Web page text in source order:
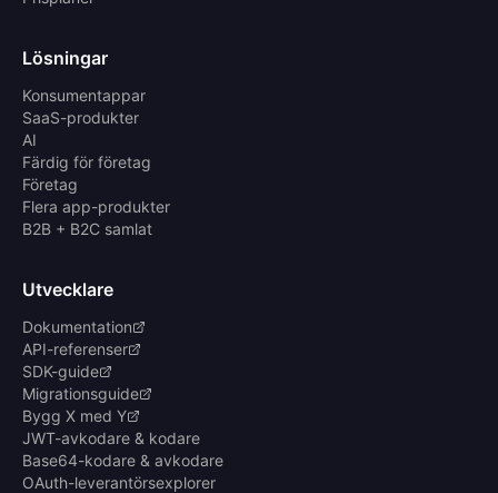
Lösningar
Konsumentappar
SaaS-produkter
AI
Färdig för företag
Företag
Flera app-produkter
B2B + B2C samlat
Utvecklare
Dokumentation
API-referenser
SDK-guide
Migrationsguide
Bygg X med Y
JWT-avkodare & kodare
Base64-kodare & avkodare
OAuth-leverantörsexplorer